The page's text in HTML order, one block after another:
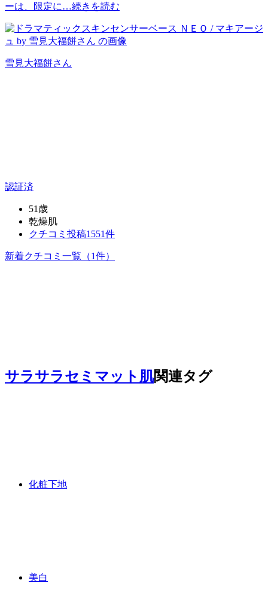
ーは、限定に…続きを読む
雪見大福餅さん
認証済
51歳
乾燥肌
クチコミ投稿1551件
新着クチコミ一覧 （1件）
サラサラセミマット肌関連タグ
化粧下地
美白